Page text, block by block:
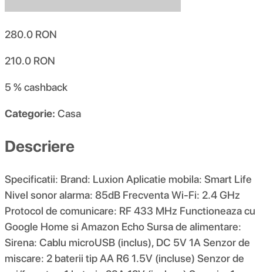
280.0 RON
210.0 RON
5 %cashback
Categorie: Casa
Descriere
Specificatii: Brand: Luxion Aplicatie mobila: Smart Life
Nivel sonor alarma: 85dB Frecventa Wi-Fi: 2.4 GHz
Protocol de comunicare: RF 433 MHz Functioneaza cu
Google Home si Amazon Echo Sursa de alimentare:
Sirena: Cablu microUSB (inclus), DC 5V 1A Senzor de
miscare: 2 baterii tip AA R6 1.5V (incluse) Senzor de